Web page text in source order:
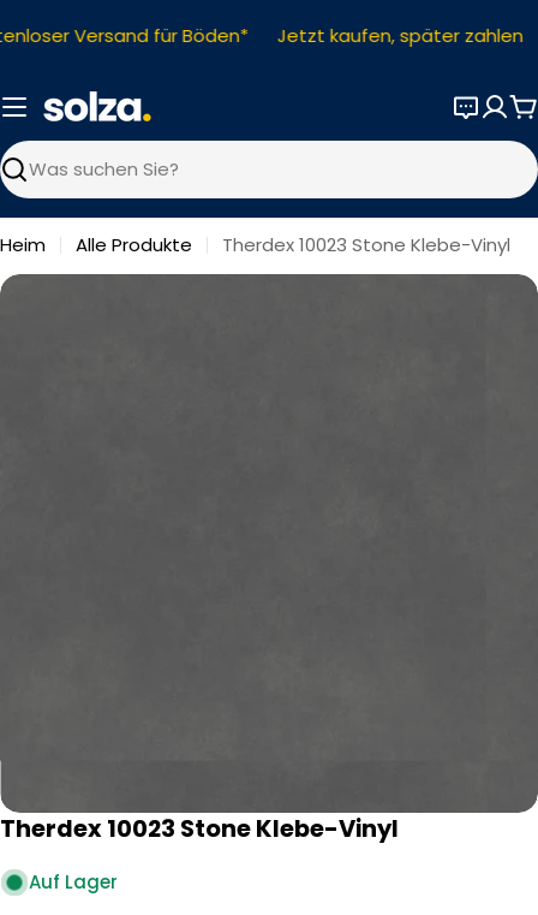
Inhalt
Versand für Böden* Jetzt kaufen, später zahlen
Suchen
Heim Alle Produkte Therdex 10023 Stone Klebe-Vinyl
Therdex 10023 Stone Klebe-Vinyl
Auf Lager